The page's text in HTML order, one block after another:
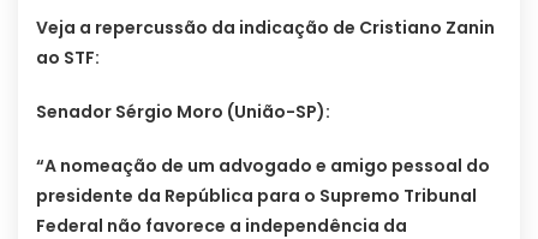
Veja a repercussão da indicação de Cristiano Zanin
ao STF:
Senador Sérgio Moro (União-SP):
“A nomeação de um advogado e amigo pessoal do
presidente da República para o Supremo Tribunal
Federal não favorece a independência da